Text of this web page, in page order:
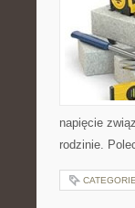
napięcie
rodzinie.